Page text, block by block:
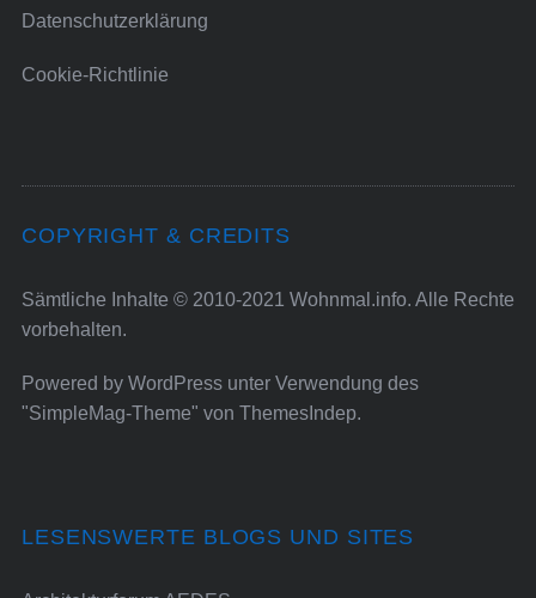
Datenschutzerklärung
Cookie-Richtlinie
COPYRIGHT & CREDITS
Sämtliche Inhalte © 2010-2021 Wohnmal.info. Alle Rechte
vorbehalten.
Powered by WordPressunter Verwendung des
"SimpleMag-Theme" von ThemesIndep.
LESENSWERTE BLOGS UND SITES